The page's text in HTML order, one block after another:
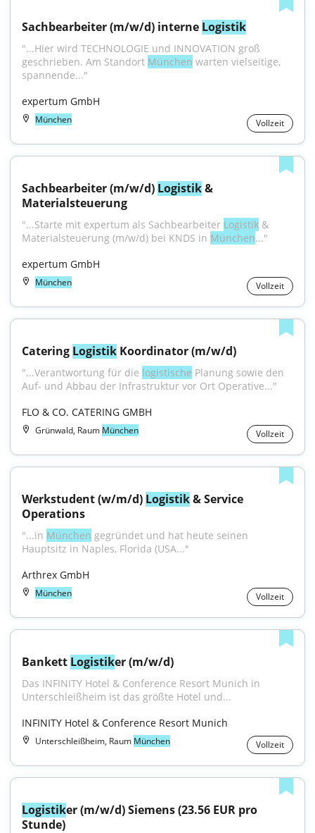
Sachbearbeiter (m/w/d) interne Logistik
"...Hier wird TECHNOLOGIE und INNOVATION groß
geschrieben. Am Standort München warten vielseitige,
spannende..."
expertum GmbH
München Vollzeit
Sachbearbeiter (m/w/d) Logistik &
Materialsteuerung
"...Starte mit expertum als Sachbearbeiter Logistik &
Materialsteuerung (m/w/d) bei KNDS in München..."
expertum GmbH
München Vollzeit
Catering Logistik Koordinator (m/w/d)
"...Verantwortung für die logistische Planung sowie den
Auf- und Abbau der Infrastruktur vor Ort Operative..."
FLO & CO. CATERING GMBH
Grünwald, Raum München Vollzeit
Werkstudent (w/m/d) Logistik & Service
Operations
"...in München gegründet und hat heute seinen
Hauptsitz in Naples, Florida (USA..."
Arthrex GmbH
München Vollzeit
Bankett Logistiker (m/w/d)
Das INFINITY Hotel & Conference Resort Munich in
Unterschleißheim ist das größte Hotel und...
INFINITY Hotel & Conference Resort Munich
Unterschleißheim, Raum München Vollzeit
Logistiker (m/w/d) Siemens (23.56 EUR pro
Stunde)